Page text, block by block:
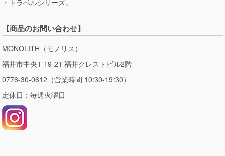
・トラベルシリーズ。
【商品のお問い合わせ】
MONOLITH（モノリス）
福井市中央1-19-21 福井クレストビル2階
0776-30-0612（営業時間 10:30-19:30）
定休日：毎週火曜日